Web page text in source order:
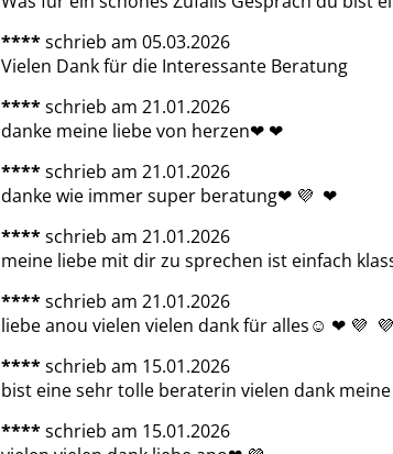
****schrieb am 05.03.2026
Vielen Dank für die Interessante Beratung
****schrieb am 21.01.2026
danke meine liebe von herzen❤ ️❤ ️
****schrieb am 21.01.2026
danke wie immer super beratung❤ ️💜  ❤ ️
****schrieb am 21.01.2026
meine liebe mit dir zu sprechen ist einfach
****schrieb am 21.01.2026
liebe anou vielen vielen dank für alles☺ ️❤ ️💜
****schrieb am 15.01.2026
bist eine sehr tolle beraterin vielen dank
****schrieb am 15.01.2026